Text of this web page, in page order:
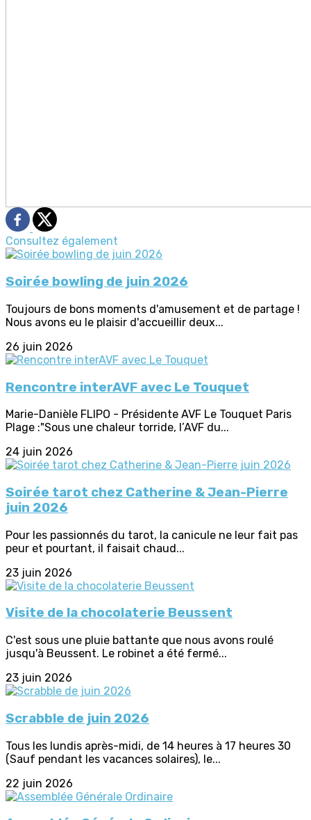
Consultez également
Soirée bowling de juin 2026
Toujours de bons moments d'amusement et de partage !
Nous avons eu le plaisir d'accueillir deux...
26 juin 2026
Rencontre interAVF avec Le Touquet
Marie-Danièle FLIPO - Présidente AVF Le Touquet Paris
Plage :"Sous une chaleur torride, l’AVF du...
24 juin 2026
Soirée tarot chez Catherine & Jean-Pierre
juin 2026
Pour les passionnés du tarot, la canicule ne leur fait pas
peur et pourtant, il faisait chaud...
23 juin 2026
Visite de la chocolaterie Beussent
C'est sous une pluie battante que nous avons roulé
jusqu'à Beussent. Le robinet a été fermé...
23 juin 2026
Scrabble de juin 2026
Tous les lundis après-midi, de 14 heures à 17 heures 30
(Sauf pendant les vacances solaires), le...
22 juin 2026